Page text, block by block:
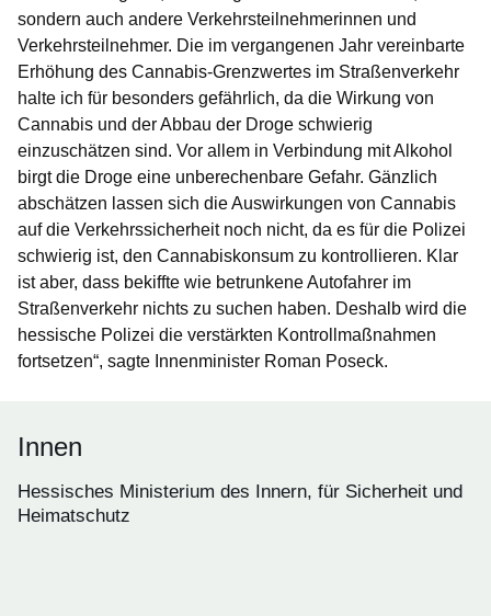
sondern auch andere Verkehrsteilnehmerinnen und
Verkehrsteilnehmer. Die im vergangenen Jahr vereinbarte
Erhöhung des Cannabis-Grenzwertes im Straßenverkehr
halte ich für besonders gefährlich, da die Wirkung von
Cannabis und der Abbau der Droge schwierig
einzuschätzen sind. Vor allem in Verbindung mit Alkohol
birgt die Droge eine unberechenbare Gefahr. Gänzlich
abschätzen lassen sich die Auswirkungen von Cannabis
auf die Verkehrssicherheit noch nicht, da es für die Polizei
schwierig ist, den Cannabiskonsum zu kontrollieren. Klar
ist aber, dass bekiffte wie betrunkene Autofahrer im
Straßenverkehr nichts zu suchen haben. Deshalb wird die
hessische Polizei die verstärkten Kontrollmaßnahmen
fortsetzen“, sagte Innenminister Roman Poseck.
Innen
Hessisches Ministerium des Innern, für Sicherheit und
Heimatschutz